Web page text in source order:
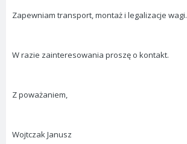
Zapewniam transport, montaż i legalizacje wagi.
W razie zainteresowania proszę o kontakt.
Z poważaniem,
Wojtczak Janusz